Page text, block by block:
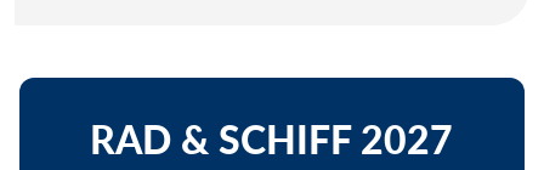
RAD & SCHIFF 2027